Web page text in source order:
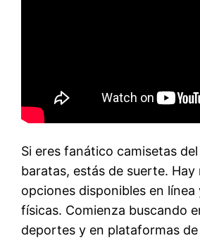
Si eres fanático camisetas
baratas, estás de suerte. Hay
opciones disponibles en línea
físicas. Comienza buscando
deportes y en plataformas